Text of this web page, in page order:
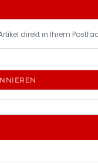
direkt in Ihrem